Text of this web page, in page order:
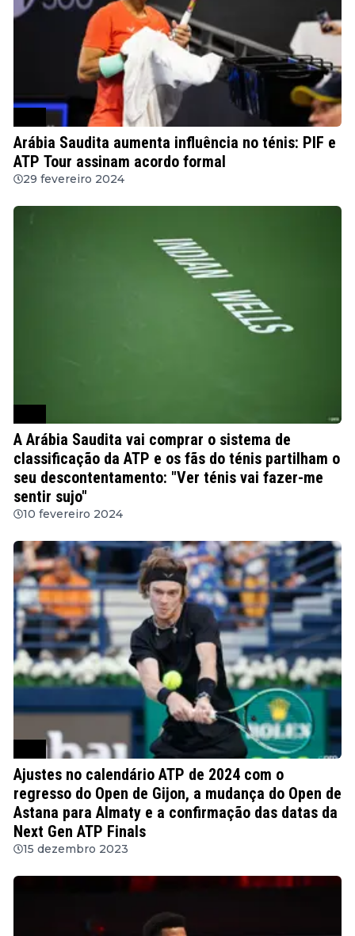
Arábia Saudita aumenta influência no ténis: PIF e
ATP Tour assinam acordo formal
29 fevereiro 2024
A Arábia Saudita vai comprar o sistema de
classificação da ATP e os fãs do ténis partilham o
seu descontentamento: "Ver ténis vai fazer-me
sentir sujo"
10 fevereiro 2024
Ajustes no calendário ATP de 2024 com o
regresso do Open de Gijon, a mudança do Open de
Astana para Almaty e a confirmação das datas da
Next Gen ATP Finals
15 dezembro 2023